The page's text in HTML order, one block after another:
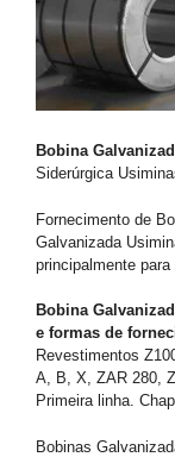
Bobina
Siderúrgica
Fornecimento de
Galvanizada
principalmente para
Bobina
e formas de
Revestimentos
A, B, X, ZAR 280,
Primeira linha.
Bobinas